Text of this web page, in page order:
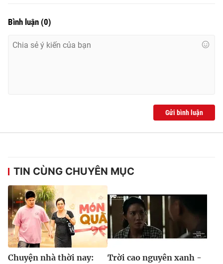
Bình luận (0)
Gửi bình luận
TIN CÙNG CHUYÊN MỤC
Chuyện nhà thời nay:
Trời cao nguyên xanh -